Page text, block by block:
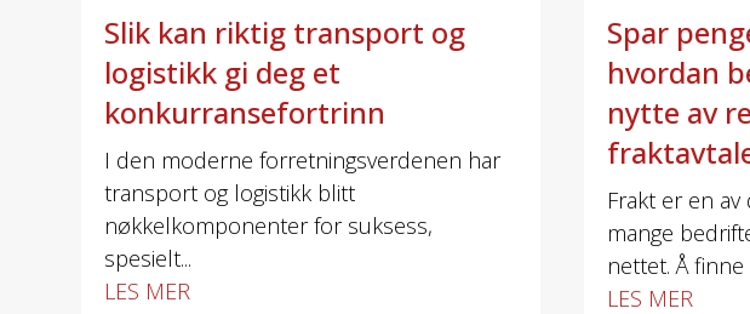
Slik kan riktig transport og
logistikk gi deg et
konkurransefortrinn
I den moderne forretningsverdenen har
transport og logistikk blitt
nøkkelkomponenter for suksess,
spesielt...
LES MER
Spar
hvordan
nytte av
Frakt er en
mange
nettet. Å
LES MER